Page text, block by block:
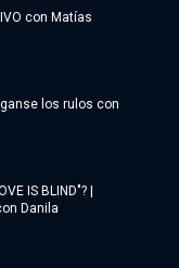
con Matías
los rulos con
IS BLIND"? |
Danila